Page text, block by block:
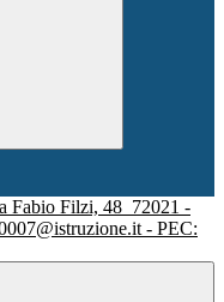
Fabio Filzi, 48 72021 -
- PEC: